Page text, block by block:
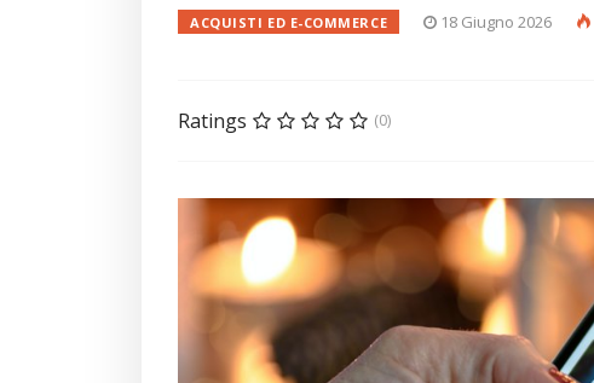
ACQUISTI ED E-COMMERCE 18 Giugno 2026
Ratings (0)